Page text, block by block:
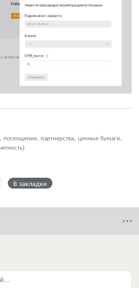
поглощения, партнерства, ценные бумаги,
В закладки